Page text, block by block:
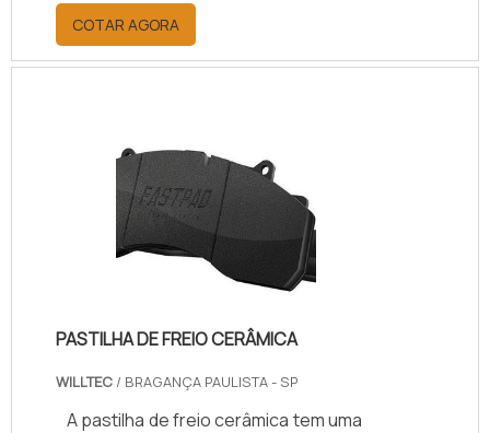
bateria está sendo carregada ou
descarregada pelos aparelhos e
equipamentos que consomem a
amperímetro para automóveis tem
sua aplicação direcionada a painéis
de equipamentos e veículos, mais
especificamente para veículos
pesados e a sua medição de
amperagemInformaçõe.
COTAR AGORA
PASTILHA DE FREIO CERÂMICA
WILLTEC / BRAGANÇA PAULISTA - SP
A pastilha de freio cerâmica tem uma